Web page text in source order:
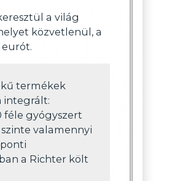
a világ
közvetlenül, a
termékek
integrált:
féle gyógyszert
valamennyi
a Richter költ